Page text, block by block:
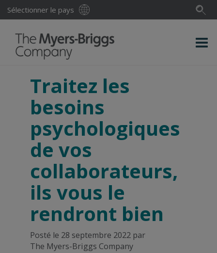
Sélectionner le pays
Traitez les
besoins
psychologiques
de vos
collaborateurs,
ils vous le
rendront bien
Posté le 28 septembre 2022 par
The Myers-Briggs Company